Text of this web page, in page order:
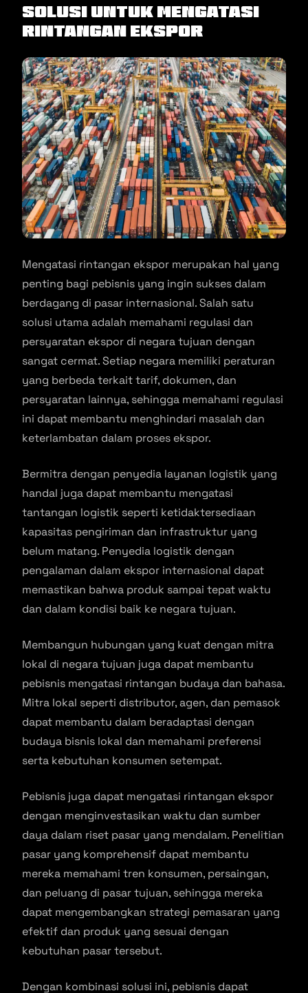
Solusi untuk Mengatasi
Rintangan Ekspor
Mengatasi rintangan ekspor merupakan hal yang
penting bagi pebisnis yang ingin sukses dalam
berdagang di pasar internasional. Salah satu
solusi utama adalah memahami regulasi dan
persyaratan ekspor di negara tujuan dengan
sangat cermat. Setiap negara memiliki peraturan
yang berbeda terkait tarif, dokumen, dan
persyaratan lainnya, sehingga memahami regulasi
ini dapat membantu menghindari masalah dan
keterlambatan dalam proses ekspor.
Bermitra dengan penyedia layanan logistik yang
handal juga dapat membantu mengatasi
tantangan logistik seperti ketidaktersediaan
kapasitas pengiriman dan infrastruktur yang
belum matang. Penyedia logistik dengan
pengalaman dalam ekspor internasional dapat
memastikan bahwa produk sampai tepat waktu
dan dalam kondisi baik ke negara tujuan.
Membangun hubungan yang kuat dengan mitra
lokal di negara tujuan juga dapat membantu
pebisnis mengatasi rintangan budaya dan bahasa.
Mitra lokal seperti distributor, agen, dan pemasok
dapat membantu dalam beradaptasi dengan
budaya bisnis lokal dan memahami preferensi
serta kebutuhan konsumen setempat.
Pebisnis juga dapat mengatasi rintangan ekspor
dengan menginvestasikan waktu dan sumber
daya dalam riset pasar yang mendalam. Penelitian
pasar yang komprehensif dapat membantu
mereka memahami tren konsumen, persaingan,
dan peluang di pasar tujuan, sehingga mereka
dapat mengembangkan strategi pemasaran yang
efektif dan produk yang sesuai dengan
kebutuhan pasar tersebut.
Dengan kombinasi solusi ini, pebisnis dapat